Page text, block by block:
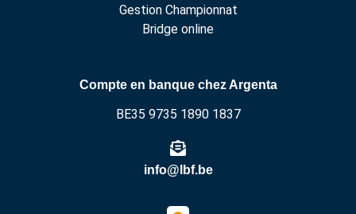
Gestion Championnat
Bridge online
Compte en banque chez Argenta
BE35 9735 1890 1837
info@lbf.be